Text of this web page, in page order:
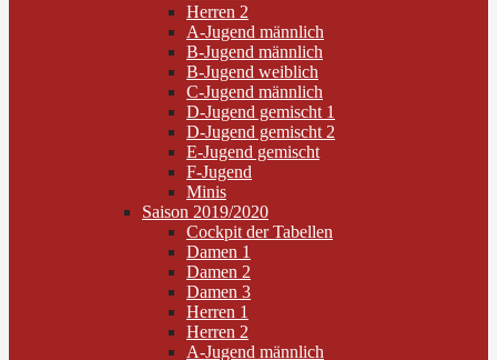
Herren 2
A-Jugend männlich
B-Jugend männlich
B-Jugend weiblich
C-Jugend männlich
D-Jugend gemischt 1
D-Jugend gemischt 2
E-Jugend gemischt
F-Jugend
Minis
Saison 2019/2020
Cockpit der Tabellen
Damen 1
Damen 2
Damen 3
Herren 1
Herren 2
A-Jugend männlich